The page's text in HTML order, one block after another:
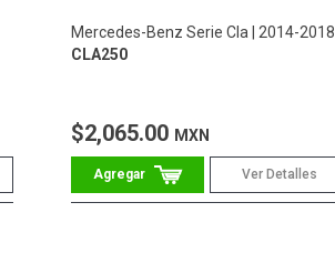
Mercedes-Benz Serie Cla
2014-2018
CLA250
$2,065.00 MXN
Ver Detalles